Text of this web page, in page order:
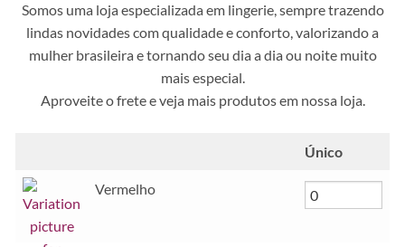
Somos uma loja especializada em lingerie, sempre trazendo
lindas novidades com qualidade e conforto, valorizando a
mulher brasileira e tornando seu dia a dia ou noite muito
mais especial.
Aproveite o frete e veja mais produtos em nossa loja.
Único
Vermelho